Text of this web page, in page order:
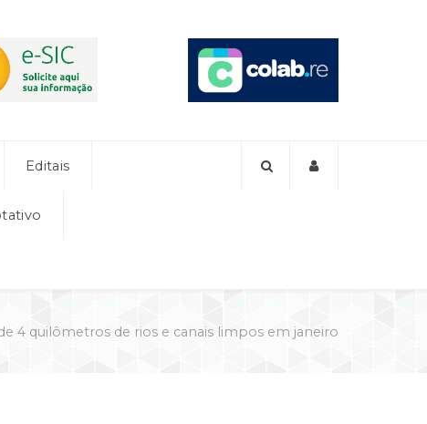
Editais
4 quilômetros de rios e canais limpos em janeiro